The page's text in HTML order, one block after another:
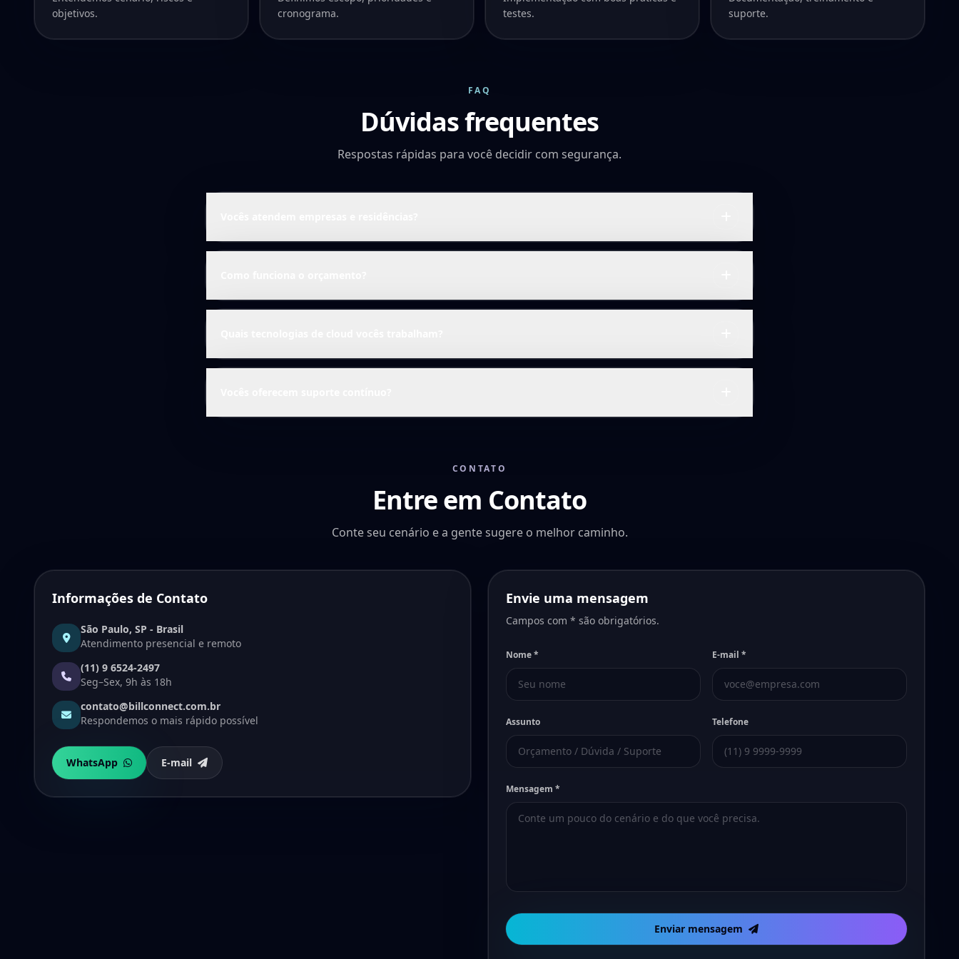
objetivos.
cronograma.
testes.
suporte.
FAQ
Dúvidas frequentes
Respostas rápidas para você decidir com segurança.
CONTATO
Entre em Contato
Conte seu cenário e a gente sugere o melhor caminho.
Informações de Contato
São Paulo, SP - Brasil
Atendimento presencial e remoto
(11) 9 6524-2497
Seg–Sex, 9h às 18h
contato@billconnect.com.br
Respondemos o mais rápido possível
WhatsApp E-mail
Envie uma mensagem
Campos com * são obrigatórios.
Nome * E-mail *
Assunto Telefone
Mensagem *
Enviar mensagem